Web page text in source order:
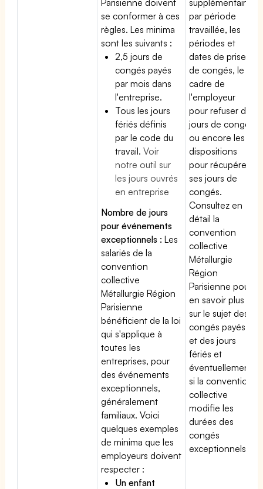
se conformer à ces
règles. Les minima
sont les suivants :
2,5 jours de
congés payés
par mois dans
l'entreprise.
Tous les jours
fériés définis
par le code du
travail.Voir
notre outil sur
les jours ouvrés
en entreprise
Nombre de jours
pour événements
exceptionnels : Les
salariés de la
convention
collective
Métallurgie Région
Parisienne
bénéficient de la loi
qui s'applique à
toutes les
entreprises, pour
des événements
exceptionnels,
généralement
familiaux. Voici
quelques exemples
de minima que les
employeurs doivent
respecter :
Un enfant
par période
travaillée, les
périodes et
dates de prise
de congés, le
cadre de
l'employeur
pour refuser des
jours de congés
ou encore les
dispositions
pour récupérer
ses jours de
congés.
Consultez en
détail la
convention
collective
Métallurgie
Région
Parisienne pour
en savoir plus
sur le sujet des
congés payés
et des jours
fériés et
éventuellement
si la convention
collective
modifie les
durées des
congés
exceptionnels.